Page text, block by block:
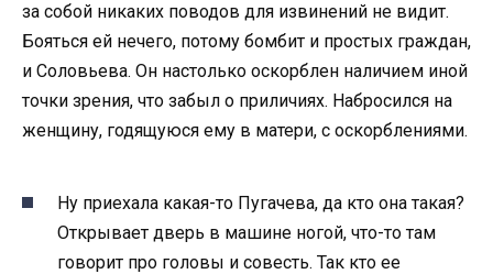
за собой никаких поводов для извинений не видит.
Бояться ей нечего, потому бомбит и простых граждан,
и Соловьева. Он настолько оскорблен наличием иной
точки зрения, что забыл о приличиях. Набросился на
женщину, годящуюся ему в матери, с оскорблениями.
Ну приехала какая-то Пугачева, да кто она такая?
Открывает дверь в машине ногой, что-то там
говорит про головы и совесть. Так кто ее